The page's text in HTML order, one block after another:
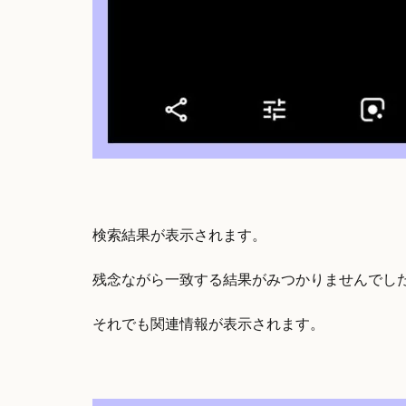
検索結果が表示されます。
残念ながら一致する結果がみつかりませんでし
それでも関連情報が表示されます。